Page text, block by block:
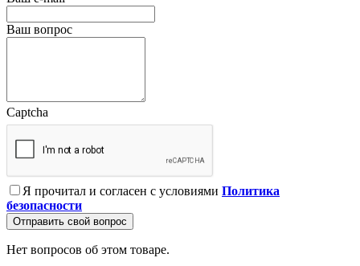
Ваш вопрос
Captcha
Я прочитал и согласен с условиями Политика
безопасности
Отправить свой вопрос
Нет вопросов об этом товаре.